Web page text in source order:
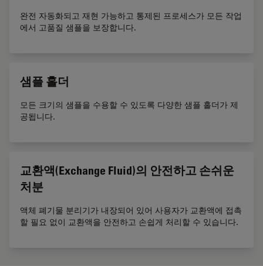
완전 자동화되고 재현 가능하고 통제된 프로세스가 모든 작업
에서 고품질 샘플을 보장합니다.
샘플 홀더
모든 크기의 샘플을 수용할 수 있도록 다양한 샘플 홀더가 제
공됩니다.
교환액(Exchange Fluid)의 안전하고 손쉬운
처분
액체 폐기물 분리기가 내장되어 있어 사용자가 교환액에 접촉
할 필요 없이 교환액을 안전하고 손쉽게 처리할 수 있습니다.